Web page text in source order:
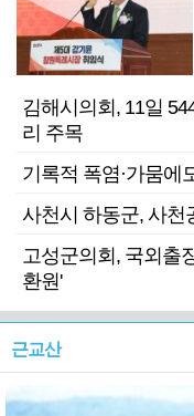
김해시의회, 11일
리 주목
기록적 폭염·가뭄에
사천시 하동군, 사천
고성군의회, 국외출
환원'
근교산